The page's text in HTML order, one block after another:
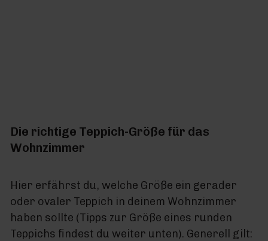
Die richtige Teppich-Größe für das
Wohnzimmer
Hier erfährst du, welche Größe ein gerader
oder ovaler Teppich in deinem Wohnzimmer
haben sollte (Tipps zur Größe eines runden
Teppichs findest du weiter unten). Generell gilt: